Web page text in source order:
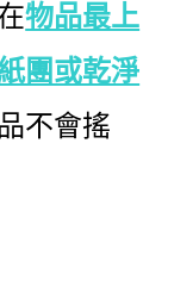
物品最上
團或乾淨
不會搖